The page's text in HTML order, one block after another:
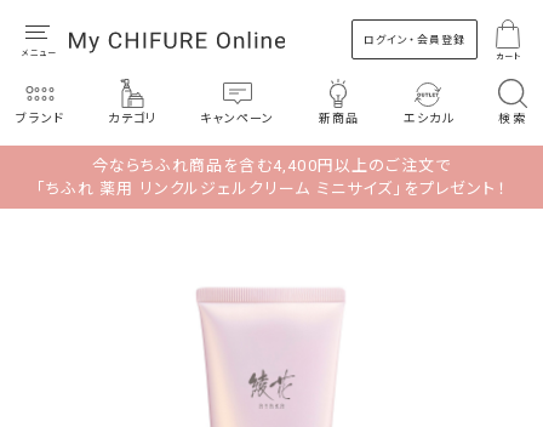
ログイン・会員登録
カート
ブランド カテゴリ キャンペーン 新商品 エシカル 検索
今ならちふれ商品を含む4,400円以上のご注文で
「ちふれ 薬用 リンクルジェルクリーム ミニサイズ」をプレゼント！